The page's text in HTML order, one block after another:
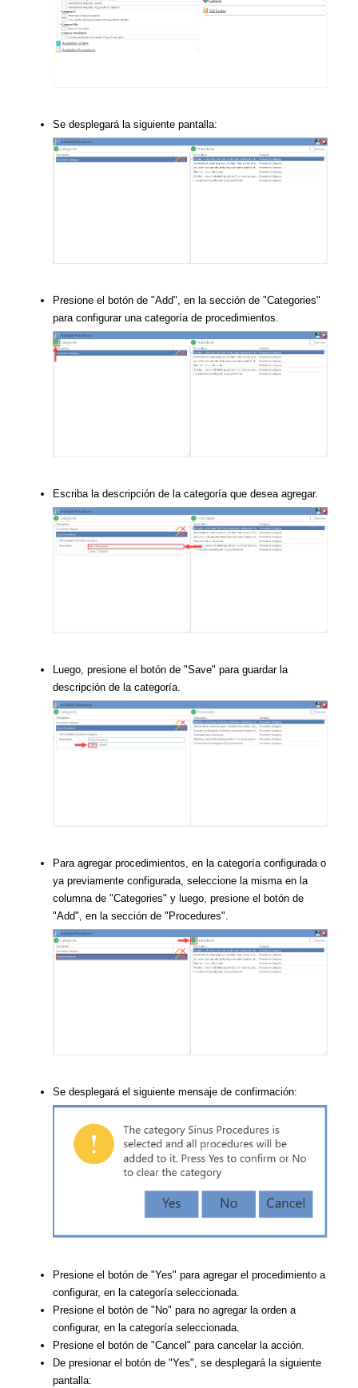
Se desplegará la siguiente pantalla:
Presione el botón de "Add", en la sección de "Categories"
para configurar una categoría de procedimientos.
Escriba la descripción de la categoría que desea agregar.
Luego, presione el botón de "Save" para guardar la
descripción de la categoría.
Para agregar procedimientos, en la categoría configurada o
ya previamente configurada, seleccione la misma en la
columna de "Categories" y luego, presione el botón de
"Add", en la sección de "Procedures".
Se desplegará el siguiente mensaje de confirmación:
Presione el botón de "Yes" para agregar el procedimiento a
configurar, en la categoría seleccionada.
Presione el botón de "No" para no agregar la orden a
configurar, en la categoría seleccionada.
Presione el botón de "Cancel" para cancelar la acción.
De presionar el botón de "Yes", se desplegará la siguiente
pantalla: